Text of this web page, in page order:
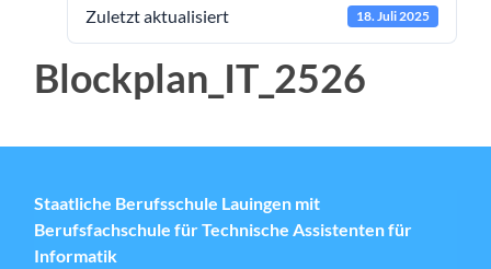
Zuletzt aktualisiert 18. Juli 2025
Blockplan_IT_2526
Staatliche Berufsschule Lauingen mit
Berufsfachschule für Technische Assistenten für
Informatik